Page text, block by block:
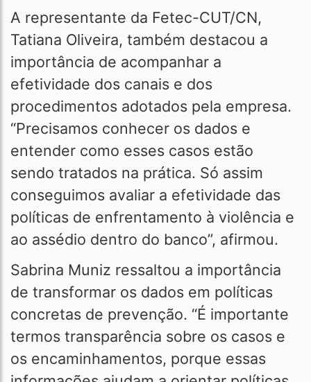
A representante da Fetec-CUT/CN,
Tatiana Oliveira, também destacou a
importância de acompanhar a
efetividade dos canais e dos
procedimentos adotados pela empresa.
“Precisamos conhecer os dados e
entender como esses casos estão
sendo tratados na prática. Só assim
conseguimos avaliar a efetividade das
políticas de enfrentamento à violência e
ao assédio dentro do banco”, afirmou.
Sabrina Muniz ressaltou a importância
de transformar os dados em políticas
concretas de prevenção. “É importante
termos transparência sobre os casos e
os encaminhamentos, porque essas